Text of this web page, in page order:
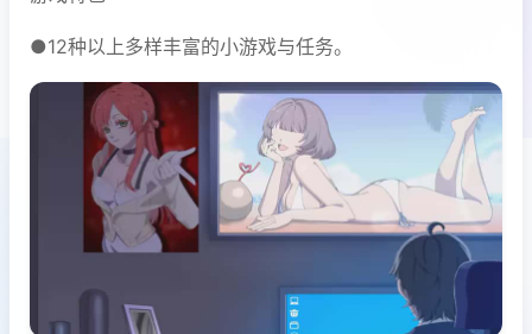
●12种以上多样丰富的小游戏与任务。